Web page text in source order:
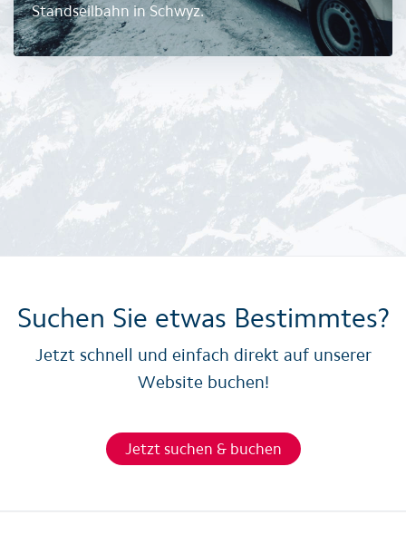
Standseilbahn in Schwyz.
Suchen Sie etwas Bestimmtes?
Jetzt schnell und einfach direkt auf unserer
Website buchen!
Jetzt suchen & buchen